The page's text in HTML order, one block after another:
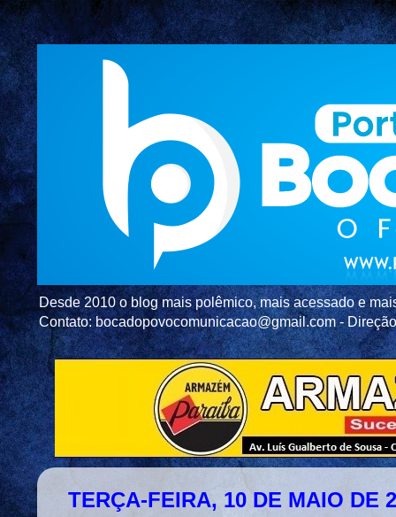
Desde 2010 o blog mais polêmico, mais acessado e
Contato: bocadopovocomunicacao@gmail.com -
TERÇA-FEIRA, 10 DE MAIO DE